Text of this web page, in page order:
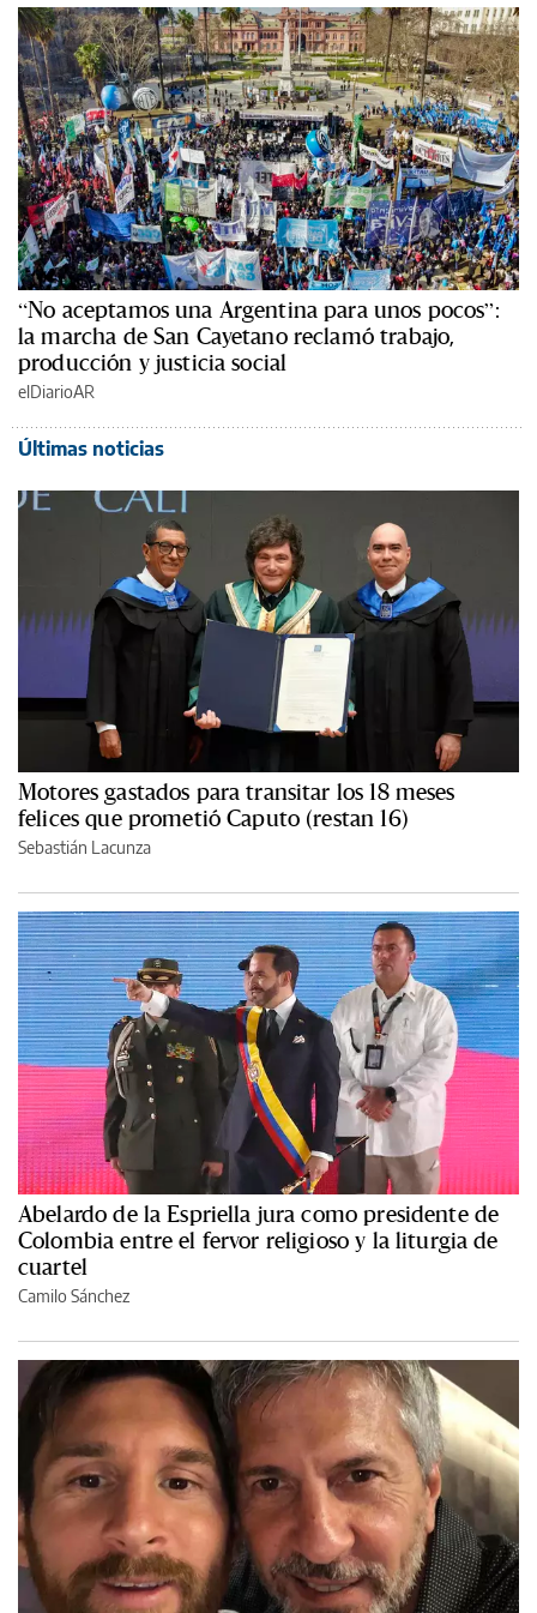
“No aceptamos una Argentina para unos pocos”:
la marcha de San Cayetano reclamó trabajo,
producción y justicia social
elDiarioAR
Últimas noticias
Motores gastados para transitar los 18 meses
felices que prometió Caputo (restan 16)
Sebastián Lacunza
Abelardo de la Espriella jura como presidente de
Colombia entre el fervor religioso y la liturgia de
cuartel
Camilo Sánchez